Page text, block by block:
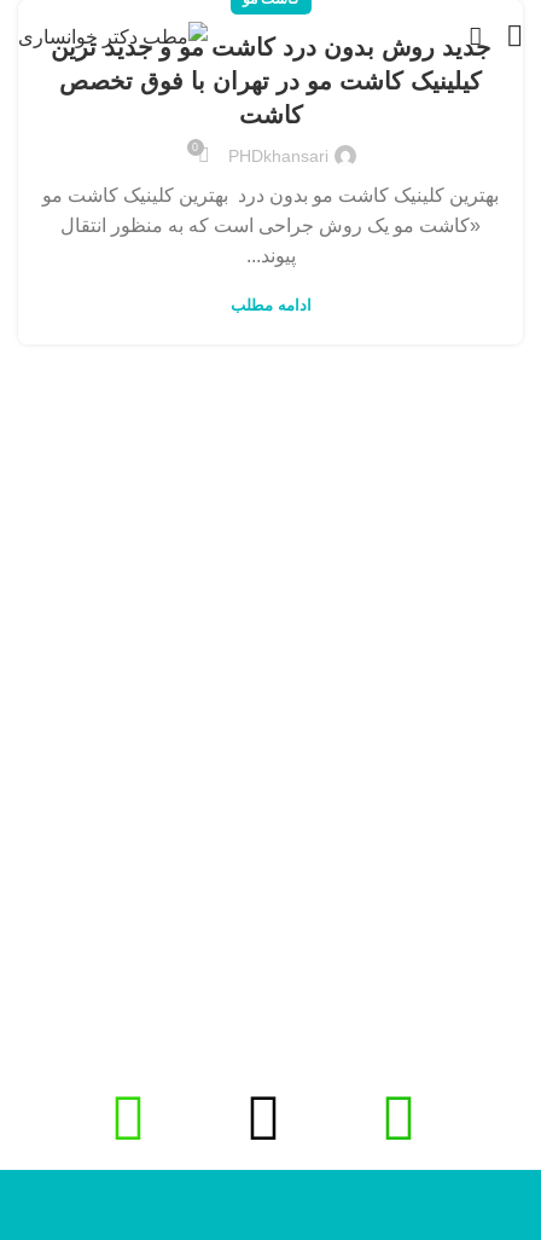
جدید روش بدون درد کاشت مو و جدید ترین
کیلینیک کاشت مو در تهران با فوق تخصص
کاشت
PHDkhansari
0
بهترین کلینیک کاشت مو بدون درد بهترین کلینیک کاشت مو
«کاشت مو یک روش جراحی است که به منظور انتقال
پیوند...
ادامه مطلب